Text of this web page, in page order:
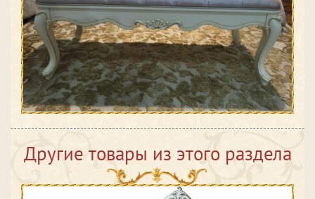
Другие товары из этого раздела